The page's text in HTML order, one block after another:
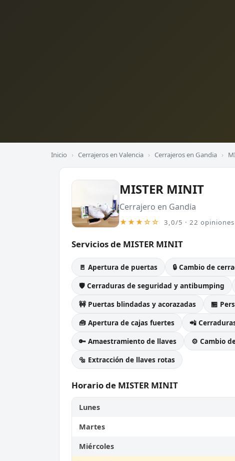
Inicio › Cerrajeros en Valencia › Cerrajeros en Gandia ›
MISTER MINIT
Cerrajero en Gandia
★★★☆☆ 3,0/5 · 22 opiniones
Servicios de MISTER MINIT
🚪 Apertura de puertas 🔒 Cambio de
🛡️ Cerraduras de seguridad y antibumping
🚧 Puertas blindadas y acorazadas
🏪
🧰 Apertura de cajas fuertes
📲
🔑 Amaestramiento de llaves
⚙️ Cambio
🔩 Extracción de llaves rotas
Horario de MISTER MINIT
Lunes
Martes
Miércoles